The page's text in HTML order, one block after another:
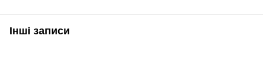
Інші записи